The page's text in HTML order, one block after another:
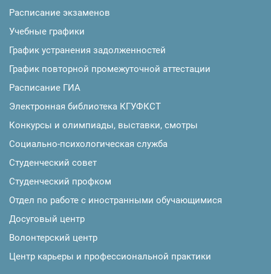
Расписание экзаменов
Учебные графики
График устранения задолженностей
График повторной промежуточной аттестации
Расписание ГИА
Электронная библиотека КГУФКСТ
Конкурсы и олимпиады, выставки, смотры
Социально-психологическая служба
Студенческий совет
Студенческий профком
Отдел по работе с иностранными обучающимися
Досуговый центр
Волонтерский центр
Центр карьеры и профессиональной практики